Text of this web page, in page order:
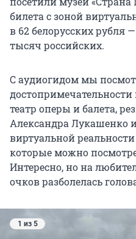
билета с зоной
в 62 белорусских рубля
тысяч российских.
С аудиогидом мы
театр оперы и балета,
Александра Лукашенко
виртуальной
которые можно
Интересно, но на
очков разболелась
1 из 5